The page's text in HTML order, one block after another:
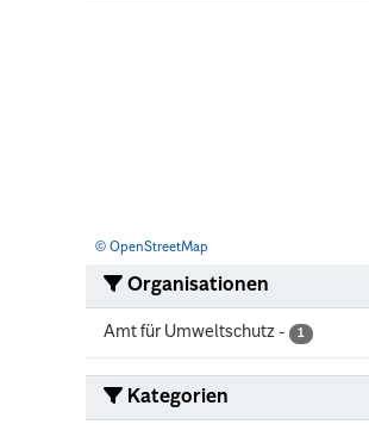
© OpenStreetMap
Organisationen
Amt für Umweltschutz - 1
Kategorien